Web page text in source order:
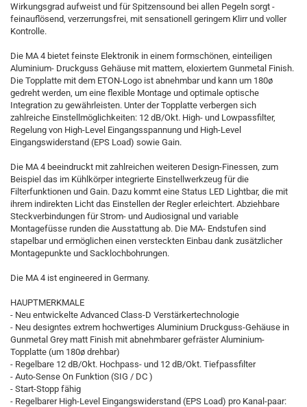
Wirkungsgrad aufweist und für Spitzensound bei allen Pegeln sorgt -
feinauflösend, verzerrungsfrei, mit sensationell geringem Klirr und voller
Kontrolle.
Die MA 4 bietet feinste Elektronik in einem formschönen, einteiligen
Aluminium- Druckguss Gehäuse mit mattem, eloxiertem Gunmetal Finish.
Die Topplatte mit dem ETON-Logo ist abnehmbar und kann um 180ø
gedreht werden, um eine flexible Montage und optimale optische
Integration zu gewährleisten. Unter der Topplatte verbergen sich
zahlreiche Einstellmöglichkeiten: 12 dB/Okt. High- und Lowpassfilter,
Regelung von High-Level Eingangsspannung und High-Level
Eingangswiderstand (EPS Load) sowie Gain.
Die MA 4 beeindruckt mit zahlreichen weiteren Design-Finessen, zum
Beispiel das im Kühlkörper integrierte Einstellwerkzeug für die
Filterfunktionen und Gain. Dazu kommt eine Status LED Lightbar, die mit
ihrem indirekten Licht das Einstellen der Regler erleichtert. Abziehbare
Steckverbindungen für Strom- und Audiosignal und variable
Montagefüsse runden die Ausstattung ab. Die MA- Endstufen sind
stapelbar und ermöglichen einen versteckten Einbau dank zusätzlicher
Montagepunkte und Sacklochbohrungen.
Die MA 4 ist engineered in Germany.
HAUPTMERKMALE
- Neu entwickelte Advanced Class-D Verstärkertechnologie
- Neu designtes extrem hochwertiges Aluminium Druckguss-Gehäuse in
Gunmetal Grey matt Finish mit abnehmbarer gefräster Aluminium-
Topplatte (um 180ø drehbar)
- Regelbare 12 dB/Okt. Hochpass- und 12 dB/Okt. Tiefpassfilter
- Auto-Sense On Funktion (SIG / DC )
- Start-Stopp fähig
- Regelbarer High-Level Eingangswiderstand (EPS Load) pro Kanal-paar: